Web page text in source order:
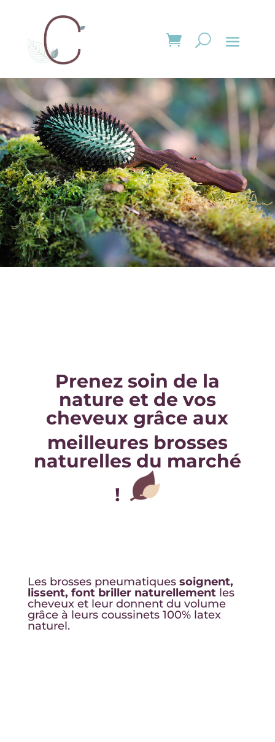
Prenez soin de la
nature et de vos
cheveux grâce aux
meilleures brosses
naturelles du marché
!
Les brosses pneumatiques soignent,
lissent, font briller naturellement les
cheveux et leur donnent du volume
grâce à leurs coussinets 100% latex
naturel.